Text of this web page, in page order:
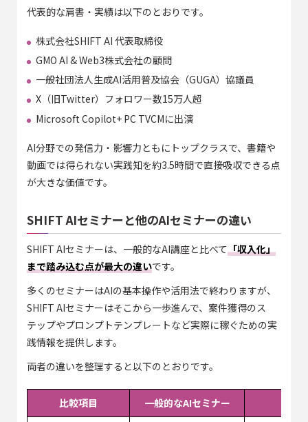
代表的な肩書・実績は以下のとおりです。
株式会社SHIFT AI 代表取締役
GMO AI & Web3株式会社の顧問
一般社団法人生成AI活用普及協会（GUGA）協議員
X（旧Twitter）フォロワー数15万人超
Microsoft Copilot+ PC TVCMに出演
AI分野での発信力・影響力ともにトップクラスで、書籍や
動画では得られない実践知を約3.5時間で直接吸収できる点
が大きな価値です。
SHIFT AIセミナーと他のAIセミナーの違い
SHIFT AIセミナーは、一般的なAI講座と比べて 「収入化」
まで踏み込む点が最大の違いです。
多くのセミナーはAIの基本操作や活用法で終わりますが、
SHIFT AIセミナーはそこから一歩進んで、案件獲得のス
テップやプロンプトテンプレートなど実際に稼ぐための実
践情報を提供します。
両者の違いを整理すると以下のとおりです。
比較項目 一般的なAIセミナー